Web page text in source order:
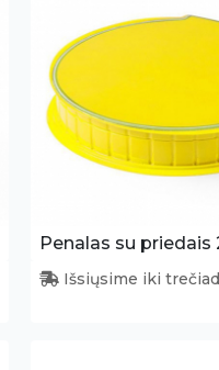
Penalas su priedais
Išsiųsime iki